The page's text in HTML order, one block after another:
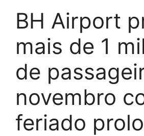
BH Airport
mais de 1
de
novembro
feriado